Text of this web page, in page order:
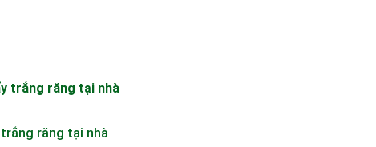
trắng răng tại nhà
răng tại nhà